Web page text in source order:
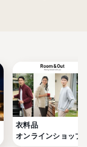
衣料品
オンラインショップ